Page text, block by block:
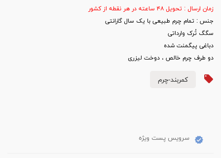
زمان ارسال : تحویل ۴۸ ساعته در هر نقطه از کشور
جنس : تمام چرم طبیعی با یک سال گارانتی
سگگ تُرک وارداتی
دباغی پیگمنت شده
دو طرف چرم خالص ، دوخت لیزری
کمربند-چرم
سرویس پست ویژه